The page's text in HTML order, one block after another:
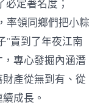
必定著名度；
率領同鄉們把小粽
”賣到了年夜江南
專心發掘內涵潛
產從無到有、從
成長。